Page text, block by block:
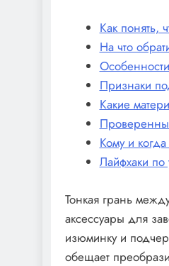
Как понять,
На что
Признаки
Какие
Кому и
Лайфхаки
Тонкая грань
аксессуары для
изюминку и
обещает